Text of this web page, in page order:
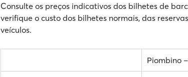
Consulte os preços indicativos dos bilhetes de
verifique o custo dos bilhetes normais, das
veículos.
Piombino